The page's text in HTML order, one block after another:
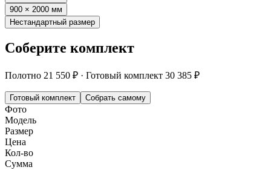
900 × 2000 мм
Нестандартный размер
Соберите комплект
Полотно 21 550 ₽ · Готовый комплект 30 385 ₽
Готовый комплект Собрать самому
Фото
Модель
Размер
Цена
Кол-во
Сумма